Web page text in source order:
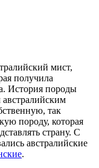
мист,
получила
История породы
австралийским
так
породу, которая
страну. С
австралийские
.